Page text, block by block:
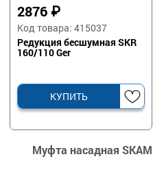
2876 ₽
Код товара: 415037
Редукция бесшумная SKR
160/110 Ger
КУПИТЬ
Муфта насадная